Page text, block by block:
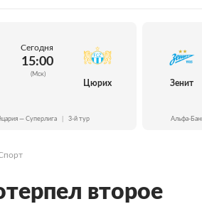
Сегодня
15:00
(Мск)
Цюрих
— Суперлига 3-й тур
Зенит
Альфа-
второе